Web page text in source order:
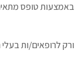
Prevent
טופס
לרופאים/ות בעלי